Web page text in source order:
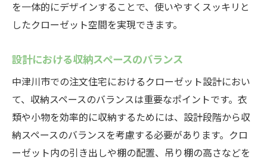
を一体的にデザインすることで、使いやすくスッキリと
したクローゼット空間を実現できます。
設計における収納スペースのバランス
中津川市での注文住宅におけるクローゼット設計におい
て、収納スペースのバランスは重要なポイントです。衣
類や小物を効率的に収納するためには、設計段階から収
納スペースのバランスを考慮する必要があります。クロ
ーゼット内の引き出しや棚の配置、吊り棚の高さなどを